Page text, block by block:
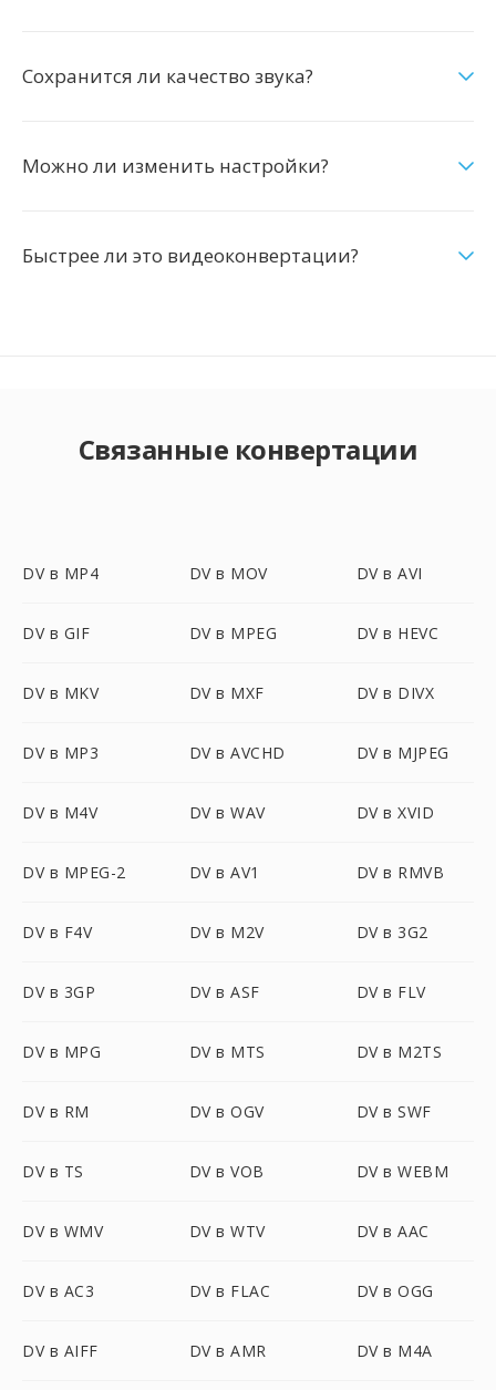
Сохранится ли качество звука?
Можно ли изменить настройки?
Быстрее ли это видеоконвертации?
Связанные конвертации
DV в MP4 DV в MOV DV в AVI
DV в GIF DV в MPEG DV в HEVC
DV в MKV DV в MXF DV в DIVX
DV в MP3 DV в AVCHD DV в MJPEG
DV в M4V DV в WAV DV в XVID
DV в MPEG-2 DV в AV1 DV в RMVB
DV в F4V DV в M2V DV в 3G2
DV в 3GP DV в ASF DV в FLV
DV в MPG DV в MTS DV в M2TS
DV в RM DV в OGV DV в SWF
DV в TS DV в VOB DV в WEBM
DV в WMV DV в WTV DV в AAC
DV в AC3 DV в FLAC DV в OGG
DV в AIFF DV в AMR DV в M4A